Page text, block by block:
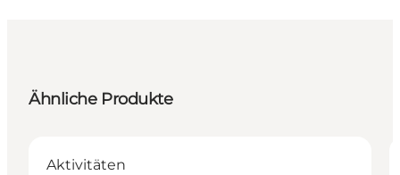
Ähnliche Produkte
Aktivitäten